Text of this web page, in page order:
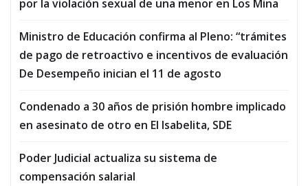
por la violación sexual de una menor en Los Mina
Ministro de Educación confirma al Pleno: “trámites
de pago de retroactivo e incentivos de evaluación
De Desempeño inician el 11 de agosto
Condenado a 30 años de prisión hombre implicado
en asesinato de otro en El Isabelita, SDE
Poder Judicial actualiza su sistema de
compensación salarial